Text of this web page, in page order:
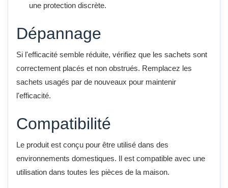
une protection discrète.
Dépannage
Si l'efficacité semble réduite, vérifiez que les sachets sont
correctement placés et non obstrués. Remplacez les
sachets usagés par de nouveaux pour maintenir
l'efficacité.
Compatibilité
Le produit est conçu pour être utilisé dans des
environnements domestiques. Il est compatible avec une
utilisation dans toutes les pièces de la maison.